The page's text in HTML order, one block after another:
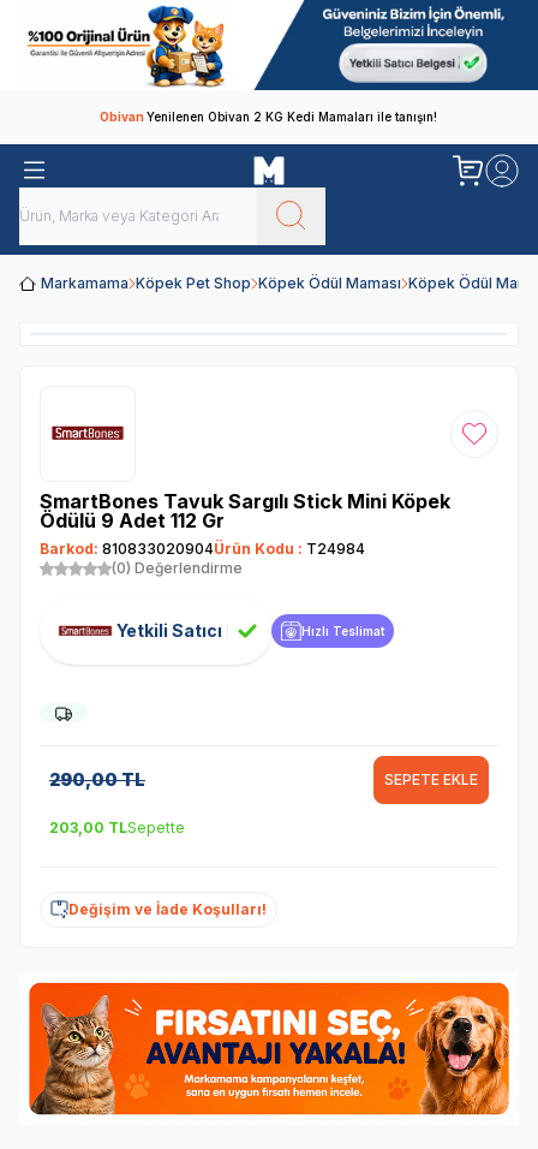
ObivanYenilenen Obivan 2 KG Kedi Mamaları ile tanışın!
Markamama Köpek Pet Shop Köpek Ödül Maması Köpek Ödül
Favoriye
SmartBones Tavuk Sargılı Stick Mini Köpek
Ödülü 9 Adet 112 Gr
Barkod: 810833020904Ürün Kodu : T24984
(0) Değerlendirme
Yetkili Satıcı Hızlı Teslimat
290,00TL SEPETE EKLE
203,00 TLSepette
Değişim ve İade Koşulları!